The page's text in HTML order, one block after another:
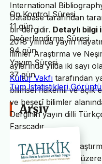
International
Database tarafından
bir dergidir. Detaylı bilgi
2018 yılında yayın
İlimler Araştırma ve
aylarında yılda iki sayı
Kültür Vakfı tarafından
bilimsel hakemli ve açık
ve beşerî bilimler
Derginin yayın dilli
Farsçadır.
TAHKİK’in temel
ilimler başta olmak
Ön Kontrol Süresi
11 gün
Değerlendirme Süresi
94 gün
Yayım Süresi
37 gün
Tüm İstatistikleri
Arşiv